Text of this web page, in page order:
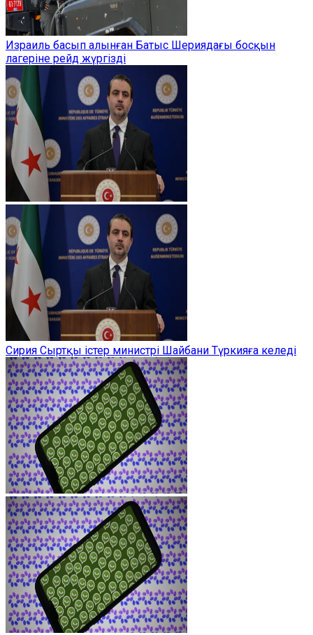
Израиль басып алынған Батыс Шериядағы босқын
лагеріне рейд жүргізді
Сирия Сыртқы істер министрі Шайбани Түркияға келеді